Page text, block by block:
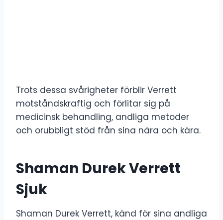
Trots dessa svårigheter förblir Verrett
motståndskraftig och förlitar sig på
medicinsk behandling, andliga metoder
och orubbligt stöd från sina nära och kära.
Shaman Durek Verrett
Sjuk
Shaman Durek Verrett, känd för sina andliga